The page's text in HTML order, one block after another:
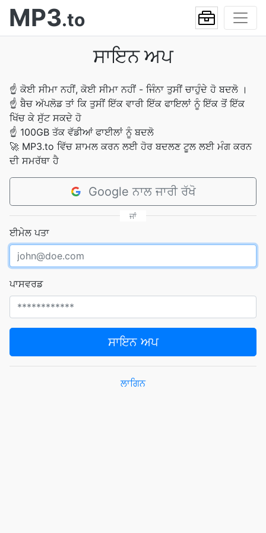
MP3.to
ਸਾਇਨ ਅਪ
☝ ਕੋਈ ਸੀਮਾ ਨਹੀਂ, ਕੋਈ ਸੀਮਾ ਨਹੀਂ - ਜਿੰਨਾ ਤੁਸੀਂ ਚਾਹੁੰਦੇ ਹੋ ਬਦਲੋ ।
☝ਬੈਚ ਅੱਪਲੋਡ ਤਾਂ ਕਿ ਤੁਸੀਂ ਇੱਕ ਵਾਰੀ ਇੱਕ ਫਾਇਲਾਂ ਨੂੰ ਇੱਕ ਤੋਂ ਇੱਕ
ਖਿੱਚ ਕੇ ਸੁੱਟ ਸਕਦੇ ਹੋ
☝ 100GB ਤੱਕ ਵੱਡੀਆਂ ਫਾਈਲਾਂ ਨੂੰ ਬਦਲੋ
🚀 MP3.to ਵਿੱਚ ਸ਼ਾਮਲ ਕਰਨ ਲਈ ਹੋਰ ਬਦਲਣ ਟੂਲ ਲਈ ਮੰਗ ਕਰਨ
ਦੀ ਸਮਰੱਥਾ ਹੈ
Google ਨਾਲ ਜਾਰੀ ਰੱਖੋ
ਜਾਂ
ਈਮੇਲ ਪਤਾ
ਪਾਸਵਰਡ
ਸਾਇਨ ਅਪ
ਲਾਗਿਨ